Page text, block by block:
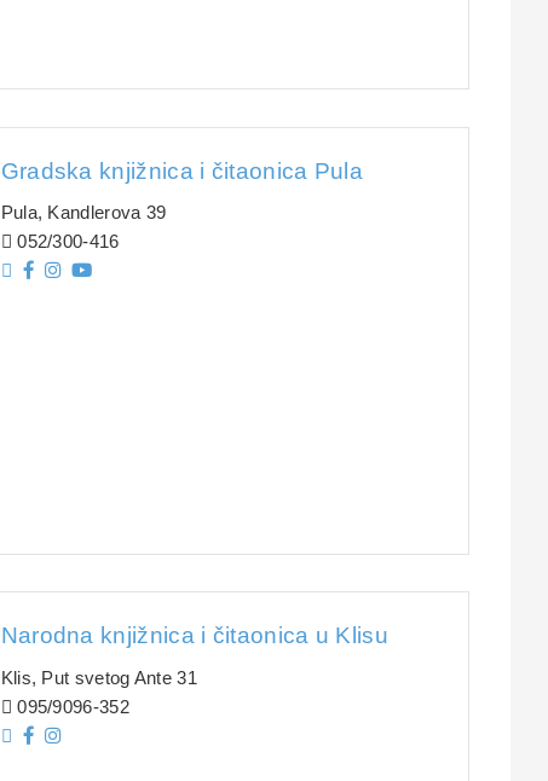
Gradska knjižnica i čitaonica Pula
Pula, Kandlerova 39
052/300-416
Narodna knjižnica i čitaonica u Klisu
Klis, Put svetog Ante 31
095/9096-352